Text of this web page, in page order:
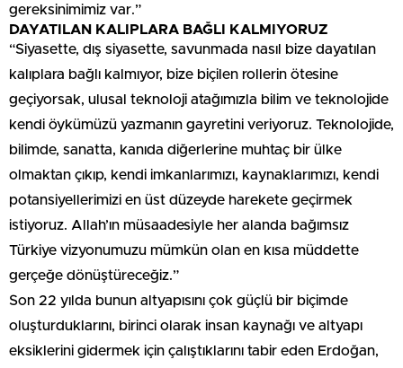
gereksinimimiz var.”
DAYATILAN KALIPLARA BAĞLI KALMIYORUZ
“Siyasette, dış siyasette, savunmada nasıl bize dayatılan
kalıplara bağlı kalmıyor, bize biçilen rollerin ötesine
geçiyorsak, ulusal teknoloji atağımızla bilim ve teknolojide
kendi öykümüzü yazmanın gayretini veriyoruz. Teknolojide,
bilimde, sanatta, kanıda diğerlerine muhtaç bir ülke
olmaktan çıkıp, kendi imkanlarımızı, kaynaklarımızı, kendi
potansiyellerimizi en üst düzeyde harekete geçirmek
istiyoruz. Allah’ın müsaadesiyle her alanda bağımsız
Türkiye vizyonumuzu mümkün olan en kısa müddette
gerçeğe dönüştüreceğiz.”
Son 22 yılda bunun altyapısını çok güçlü bir biçimde
oluşturduklarını, birinci olarak insan kaynağı ve altyapı
eksiklerini gidermek için çalıştıklarını tabir eden Erdoğan,